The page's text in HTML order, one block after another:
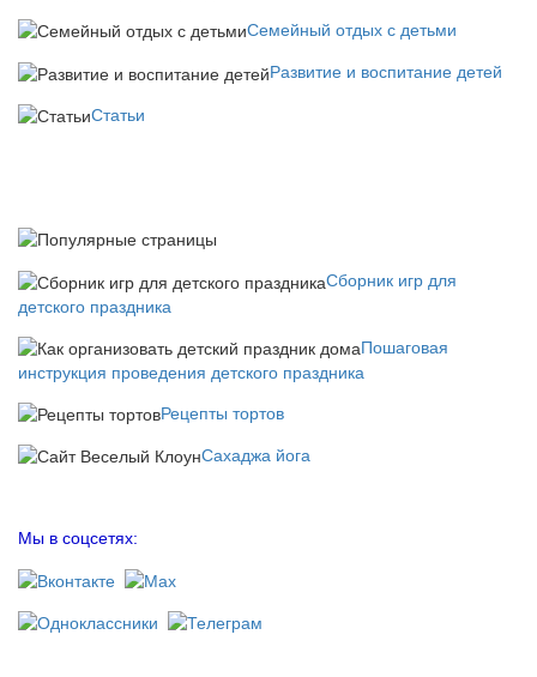
Семейный отдых с детьми
Развитие и воспитание детей
Статьи
Сборник игр для
детского праздника
Пошаговая
инструкция проведения детского праздника
Рецепты тортов
Сахаджа йога
Мы в соцсетях: